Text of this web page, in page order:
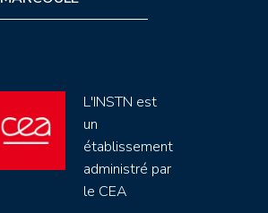
L'INSTN est
un
établissement
administré par
le CEA